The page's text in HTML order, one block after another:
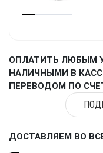
ОПЛАТИТЬ ЛЮБЫМ
НАЛИЧНЫМИ В
ПЕРЕВОДОМ ПО
ДОСТАВЛЯЕМ ВО